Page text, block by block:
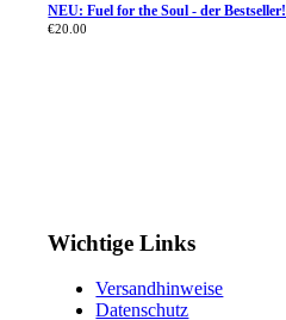
NEU: Fuel for the Soul - der Bestseller!
€20.00
Wichtige Links
Versandhinweise
Datenschutz